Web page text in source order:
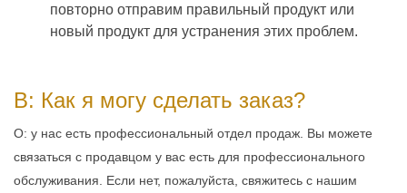
повторно отправим правильный продукт или
новый продукт для устранения этих проблем.
В: Как я могу сделать заказ?
О: у нас есть профессиональный отдел продаж. Вы можете
связаться с продавцом у вас есть для профессионального
обслуживания. Если нет, пожалуйста, свяжитесь с нашим